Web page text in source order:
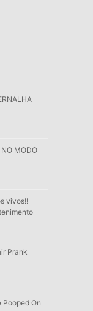
NO MODO
vivos!!
Prank
Pooped On